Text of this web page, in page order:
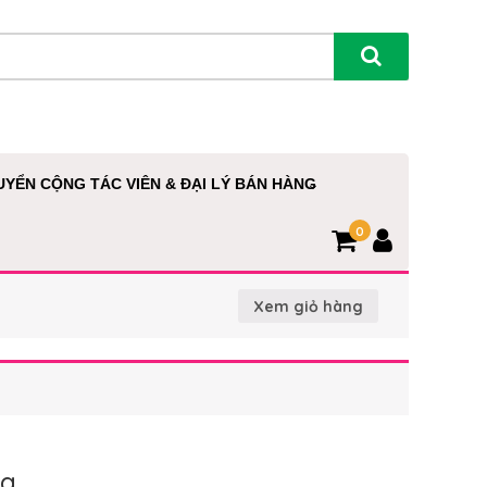
CỘNG TÁC VIÊN & ĐẠI LÝ BÁN HÀNG
0
Xem giỏ hàng